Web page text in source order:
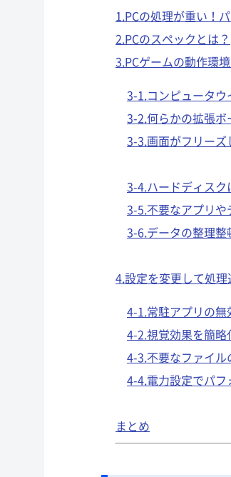
1.PCの処理が重い！
2.PCのスペックとは？
3.PCゲームの動作環
3-1.コンピュータ
3-2.何らかの拡張ボ
3-3.画面がフリーズ
3-4.ハードディス
3-5.不要なアプリ
3-6.データの整理整
4.設定を変更して処理
4-1.常駐アプリの無
4-2.視覚効果を簡
4-3.不要なファイル
4-4.電力設定でパフ
まとめ